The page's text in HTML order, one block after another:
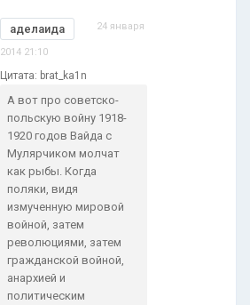
аделаида 24 января
2014 21:10
Цитата: brat_ka1n
А вот про советско-
польскую войну 1918-
1920 годов Вайда с
Мулярчиком молчат
как рыбы. Когда
поляки, видя
измученную мировой
войной, затем
революциями, затем
гражданской войной,
анархией и
политическим